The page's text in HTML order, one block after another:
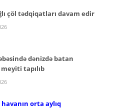
çöl tədqiqatları davam edir
dənizdə batan
tapılıb
orta aylıq